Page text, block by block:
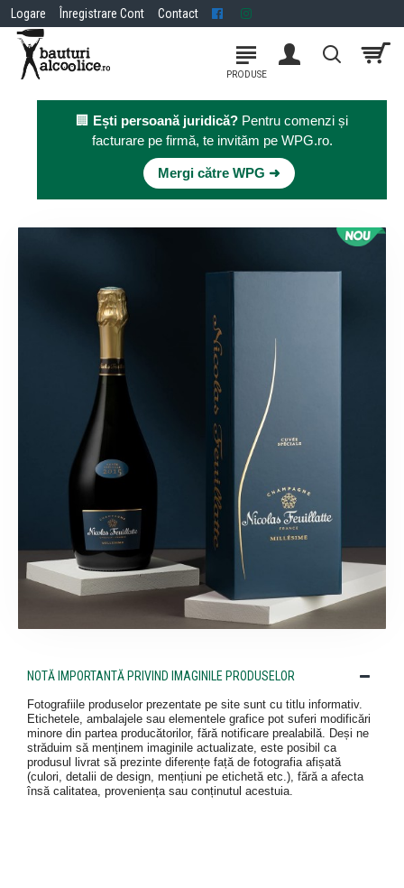
Logare Înregistrare Cont Contact
🏢 Ești persoană juridică? Pentru comenzi și
facturare pe firmă, te invităm pe WPG.ro.
Mergi către WPG ➜
NOTĂ IMPORTANTĂ PRIVIND IMAGINILE PRODUSELOR
Fotografiile produselor prezentate pe site sunt cu titlu informativ.
Etichetele, ambalajele sau elementele grafice pot suferi modificări
minore din partea producătorilor, fără notificare prealabilă. Deși ne
străduim să menținem imaginile actualizate, este posibil ca
produsul livrat să prezinte diferențe față de fotografia afișată
(culori, detalii de design, mențiuni pe etichetă etc.), fără a afecta
însă calitatea, proveniența sau conținutul acestuia.